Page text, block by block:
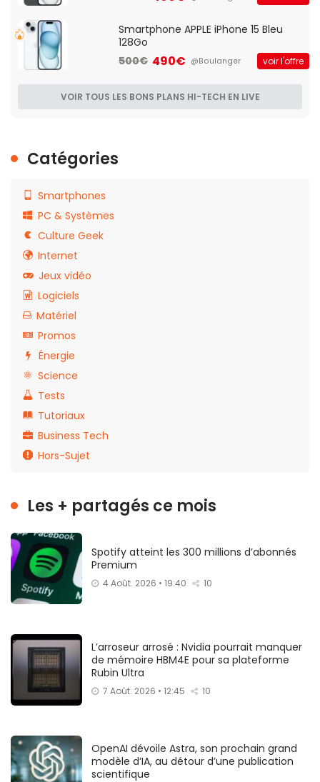
Smartphone APPLE iPhone 15 Bleu
128Go
500€ 490€ @Boulanger voir l'offre
VOIR TOUS LES BONS PLANS HI-TECH EN LIVE
Catégories
Smartphones
PC & Systèmes
Culture Geek
Internet
Jeux vidéo
Logiciels
Matériel
Promos
Énergie
Science
Tests
Tutoriaux
Business Tech
Hors-Sujet
Les + partagés ce mois
Spotify atteint les 300 millions d’abonnés
Premium
4 Août. 2026 • 19:40 10
L’arroseur arrosé : Nvidia pourrait manquer
de mémoire HBM4E pour sa plateforme
Rubin Ultra
7 Août. 2026 • 12:45 10
OpenAI dévoile Astra, son prochain grand
modèle d’IA, au détour d’une publication
scientifique